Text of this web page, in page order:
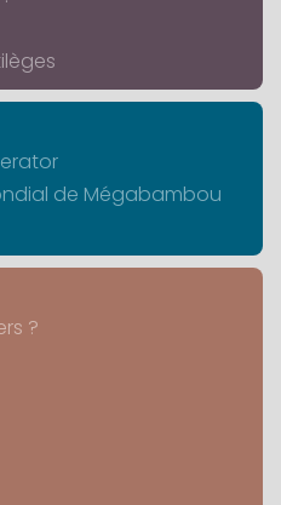
de Mégabambou
?